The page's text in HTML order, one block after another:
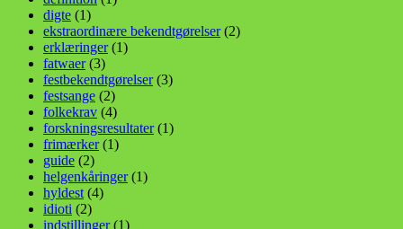
digte (1)
ekstraordinære bekendtgørelser(2)
erklæringer(1)
fatwaer(3)
festbekendtgørelser(3)
festsange (2)
folkekrav (4)
forskningsresultater(1)
frimærker(1)
guide (2)
helgenkåringer(1)
hyldest (4)
idioti (2)
indstillinger(1)